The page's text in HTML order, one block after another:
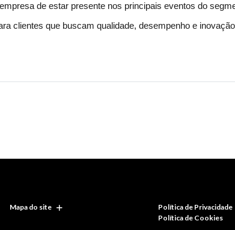
de estar presente nos principais eventos do
clientes que buscam qualidade, desempenho e
Mapa do site
Política de Privacidade
Política de Cookies